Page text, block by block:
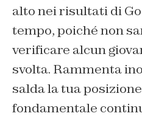
alto nei risultati di
tempo, poiché non
verificare alcun
svolta. Rammenta
salda la tua
fondamentale